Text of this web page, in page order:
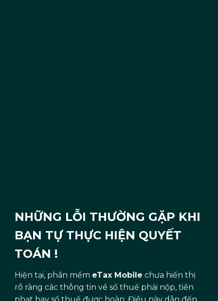
NHỮNG LỖI THƯỜNG GẶP KHI
BẠN TỰ THỰC HIỆN QUYẾT
TOÁN !
Hiện tại, phần mềm eTax Mobile chưa hiển thị
rõ ràng các thông tin về số thuế phải nộp, tiền